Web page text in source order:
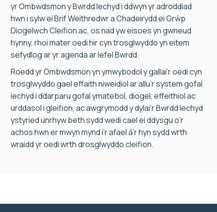
yr Ombwdsmon y Bwrdd Iechyd i ddwyn yr adroddiad
hwn i sylw ei Brif Weithredwr a Chadeirydd ei Grŵp
Diogelwch Cleifion ac, os nad yw eisoes yn gwneud
hynny, rhoi mater oedi hir cyn trosglwyddo yn eitem
sefydlog ar yr agenda ar lefel Bwrdd.
Roedd yr Ombwdsmon yn ymwybodol y gallai’r oedi cyn
trosglwyddo gael effaith niweidiol ar allu’r system gofal
iechyd i ddarparu gofal ymatebol, diogel, effeithiol ac
urddasol i gleifion, ac awgrymodd y dylai’r Bwrdd Iechyd
ystyried unrhyw beth sydd wedi cael ei ddysgu o’r
achos hwn er mwyn mynd i’r afael â’r hyn sydd wrth
wraidd yr oedi wrth drosglwyddo cleifion.